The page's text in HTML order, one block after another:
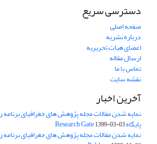
دسترسی سریع
صفحه اصلی
درباره نشریه
اعضای هیات تحریریه
ارسال مقاله
تماس با ما
نقشه سایت
آخرین اخبار
نمایه شدن مقالات مجله پژوهش های جغرافیای
پایگاه Research Gate1399-03-03
نمایه شدن مقالات مجله پژوهش های جغرافیای